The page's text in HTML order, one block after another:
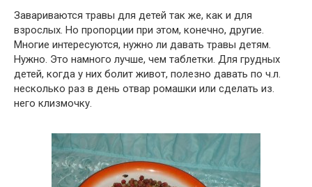
Завариваются травы для детей так же, как и для
взрослых. Но пропорции при этом, конечно, другие.
Многие интересуются, нужно ли давать травы детям.
Нужно. Это намного лучше, чем таблетки. Для грудных
детей, когда у них болит живот, полезно давать по ч.л.
несколько раз в день отвар ромашки или сделать из.
него клизмочку.